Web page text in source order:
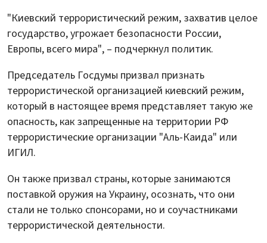
"Киевский террористический режим, захватив целое
государство, угрожает безопасности России,
Европы, всего мира", – подчеркнул политик.
Председатель Госдумы призвал признать
террористической организацией киевский режим,
который в настоящее время представляет такую же
опасность, как запрещенные на территории РФ
террористические организации "Аль-Каида" или
ИГИЛ.
Он также призвал страны, которые занимаются
поставкой оружия на Украину, осознать, что они
стали не только спонсорами, но и соучастниками
террористической деятельности.